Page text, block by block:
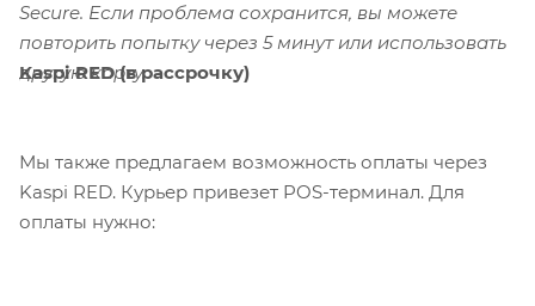
Secure. Если проблема сохранится, вы можете
повторить попытку через 5 минут или использовать
другую карту.
Kaspi RED (в рассрочку)
Мы также предлагаем возможность оплаты через
Kaspi RED. Курьер привезет POS-терминал. Для
оплаты нужно: